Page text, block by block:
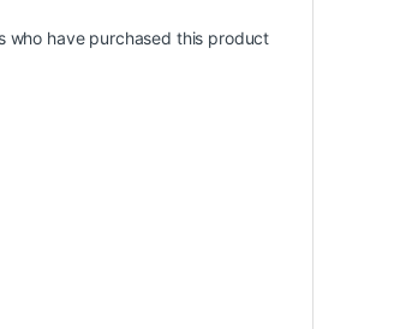
who have purchased this product